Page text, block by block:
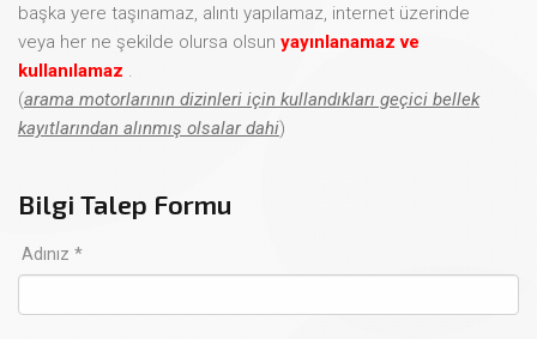
başka yere taşınamaz, alıntı yapılamaz, internet üzerinde
veya her ne şekilde olursa olsun yayınlanamaz ve
kullanılamaz .
(arama motorlarının dizinleri için kullandıkları geçici bellek
kayıtlarından alınmış olsalar dahi)
Bilgi Talep Formu
Adınız *